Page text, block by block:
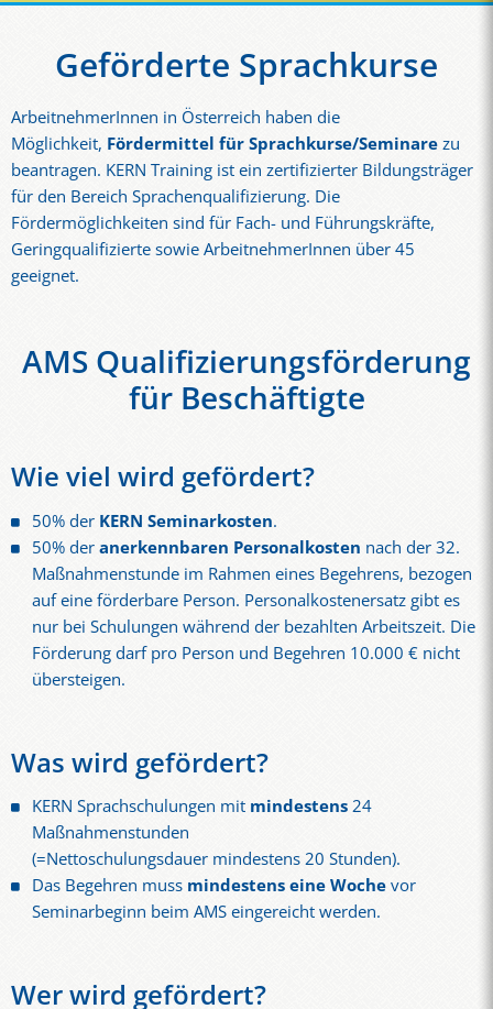
Geförderte Sprachkurse
ArbeitnehmerInnen in Österreich haben die
Möglichkeit, Fördermittel für Sprachkurse/Seminarezu
beantragen. KERN Training ist ein zertifizierter Bildungsträger
für den Bereich Sprachenqualifizierung. Die
Fördermöglichkeiten sind für Fach- und Führungskräfte,
Geringqualifizierte sowie ArbeitnehmerInnen über 45
geeignet.
AMS Qualifizierungsförderung
für Beschäftigte
Wie viel wird gefördert?
50% der KERN Seminarkosten.
50% deranerkennbaren Personalkosten nach der 32.
Maßnahmenstunde im Rahmen eines Begehrens, bezogen
auf eine förderbare Person. Personalkostenersatz gibt es
nur bei Schulungen während der bezahlten Arbeitszeit. Die
Förderung darf pro Person und Begehren 10.000 € nicht
übersteigen.
Was wird gefördert?
KERN Sprachschulungen mit mindestens24
Maßnahmenstunden
(=Nettoschulungsdauer mindestens 20 Stunden).
Das Begehren muss mindestens eine Wochevor
Seminarbeginn beim AMS eingereicht werden.
Wer wird gefördert?